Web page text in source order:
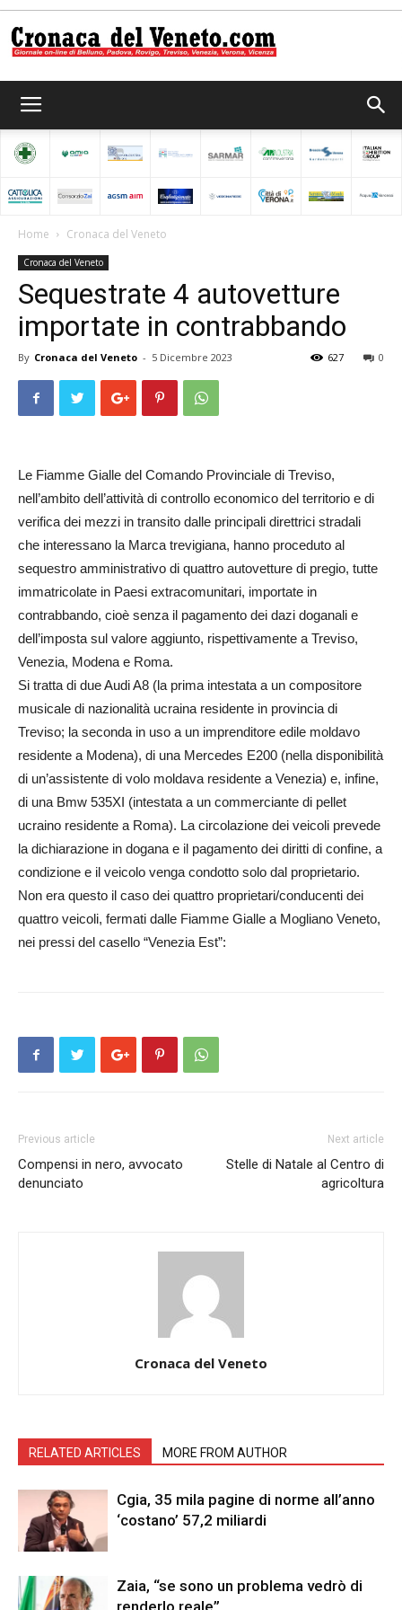
del
Home Cronaca del Veneto
Cronaca del Veneto
Sequestrate 4 autovetture
importate in contrabbando
By Cronaca del Veneto - 5 Dicembre 2023 0
627
Le Fiamme Gialle del Comando Provinciale di Treviso,
nell’ambito dell’attività di controllo economico del territorio e di
verifica dei mezzi in transito dalle principali direttrici stradali
che interessano la Marca trevigiana, hanno proceduto al
sequestro amministrativo di quattro autovetture di pregio, tutte
immatricolate in Paesi extracomunitari, importate in
contrabbando, cioè senza il pagamento dei dazi doganali e
dell’imposta sul valore aggiunto, rispettivamente a Treviso,
Venezia, Modena e Roma.
Si tratta di due Audi A8 (la prima intestata a un compositore
musicale di nazionalità ucraina residente in provincia di
Treviso; la seconda in uso a un imprenditore edile moldavo
residente a Modena), di una Mercedes E200 (nella disponibilità
di un’assistente di volo moldava residente a Venezia) e, infine,
di una Bmw 535XI (intestata a un commerciante di pellet
ucraino residente a Roma). La circolazione dei veicoli prevede
la dichiarazione in dogana e il pagamento dei diritti di confine, a
condizione e il veicolo venga condotto solo dal proprietario.
Non era questo il caso dei quattro proprietari/conducenti dei
quattro veicoli, fermati dalle Fiamme Gialle a Mogliano Veneto,
nei pressi del casello “Venezia Est”:
Previous article
Compensi in nero, avvocato
denunciato
Next article
Stelle di Natale al Centro di
agricoltura
Cronaca del Veneto
RELATED ARTICLES MORE FROM AUTHOR
Cgia, 35 mila pagine di norme all’anno
‘costano’ 57,2 miliardi
Zaia, “se sono un problema vedrò di
renderlo reale”